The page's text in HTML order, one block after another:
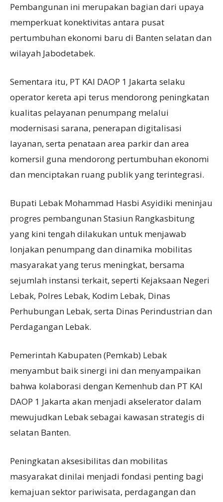
Pembangunan ini merupakan bagian dari upaya
memperkuat konektivitas antara pusat
pertumbuhan ekonomi baru di Banten selatan dan
wilayah Jabodetabek.
Sementara itu, PT KAI DAOP 1 Jakarta selaku
operator kereta api terus mendorong peningkatan
kualitas pelayanan penumpang melalui
modernisasi sarana, penerapan digitalisasi
layanan, serta penataan area parkir dan area
komersil guna mendorong pertumbuhan ekonomi
dan menciptakan ruang publik yang terintegrasi.
Bupati Lebak Mohammad Hasbi Asyidiki meninjau
progres pembangunan Stasiun Rangkasbitung
yang kini tengah dilakukan untuk menjawab
lonjakan penumpang dan dinamika mobilitas
masyarakat yang terus meningkat, bersama
sejumlah instansi terkait, seperti Kejaksaan Negeri
Lebak, Polres Lebak, Kodim Lebak, Dinas
Perhubungan Lebak, serta Dinas Perindustrian dan
Perdagangan Lebak.
Pemerintah Kabupaten (Pemkab) Lebak
menyambut baik sinergi ini dan menyampaikan
bahwa kolaborasi dengan Kemenhub dan PT KAI
DAOP 1 Jakarta akan menjadi akselerator dalam
mewujudkan Lebak sebagai kawasan strategis di
selatan Banten.
Peningkatan aksesibilitas dan mobilitas
masyarakat dinilai menjadi fondasi penting bagi
kemajuan sektor pariwisata, perdagangan dan